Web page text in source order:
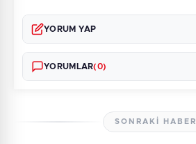
YORUM YAP
YORUMLAR(0)
SONRAKI HABER